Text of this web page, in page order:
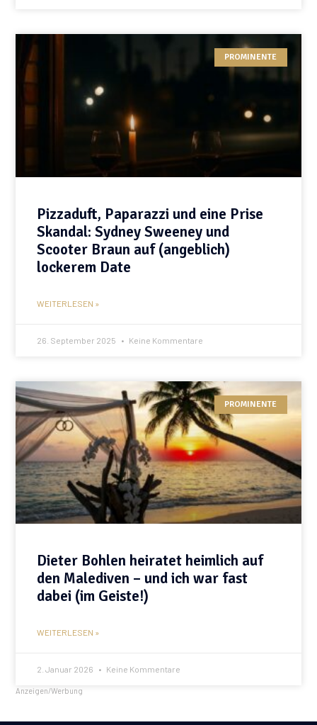
PROMINENTE
Pizzaduft, Paparazzi und eine Prise
Skandal: Sydney Sweeney und
Scooter Braun auf (angeblich)
lockerem Date
WEITERLESEN »
26. September 2025 Keine Kommentare
PROMINENTE
Dieter Bohlen heiratet heimlich auf
den Malediven – und ich war fast
dabei (im Geiste!)
WEITERLESEN »
2. Januar 2026 Keine Kommentare
Anzeigen/Werbung